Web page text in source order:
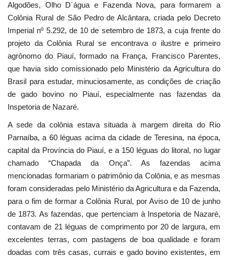
Algodões, Olho D´água e Fazenda Nova, para formarem a
Colônia Rural de São Pedro de Alcântara, criada pelo Decreto
Imperial nº 5.292, de 10 de setembro de 1873, a cuja frente do
projeto da Colônia Rural se encontrava o ilustre e primeiro
agrônomo do Piauí, formado na França, Francisco Parentes,
que havia sido comissionado pelo Ministério da Agricultura do
Brasil para estudar, minuciosamente, as condições de criação
de gado bovino no Piauí, especialmente nas fazendas da
Inspetoria de Nazaré.
A sede da colônia estava situada à margem direita do Rio
Parnaíba, a 60 léguas acima da cidade de Teresina, na época,
capital da Província do Piauí, e a 150 léguas do litoral, no lugar
chamado “Chapada da Onça”. As fazendas acima
mencionadas formariam o patrimônio da Colônia, e as mesmas
foram consideradas pelo Ministério da Agricultura e da Fazenda,
para o fim de formar a Colônia Rural, por Aviso de 10 de junho
de 1873. As fazendas, que pertenciam à Inspetoria de Nazaré,
contavam de 21 léguas de comprimento por 20 de largura, em
excelentes terras, com pastagens de boa qualidade e foram
doadas com três casas, currais e gado bovino existentes, em